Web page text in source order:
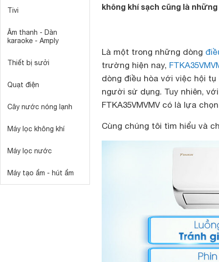
Tivi
Âm thanh - Dàn
karaoke - Amply
Thiết bị sưởi
Quạt điện
Cây nước nóng lạnh
Máy lọc không khí
Máy lọc nước
Máy tạo ẩm - hút ẩm
không khí sạch cũng là
Là một trong những dòng
trường hiện nay,
dòng điều hòa với việc hội
người sử dụng. Tuy nhiên,
FTKA35VMVMV có là lựa
Cùng chúng tôi tìm hiểu và